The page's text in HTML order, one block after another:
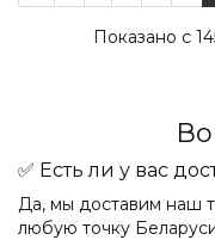
Показано с
✅ Есть ли у вас
Да, мы доставим наш
любую точку